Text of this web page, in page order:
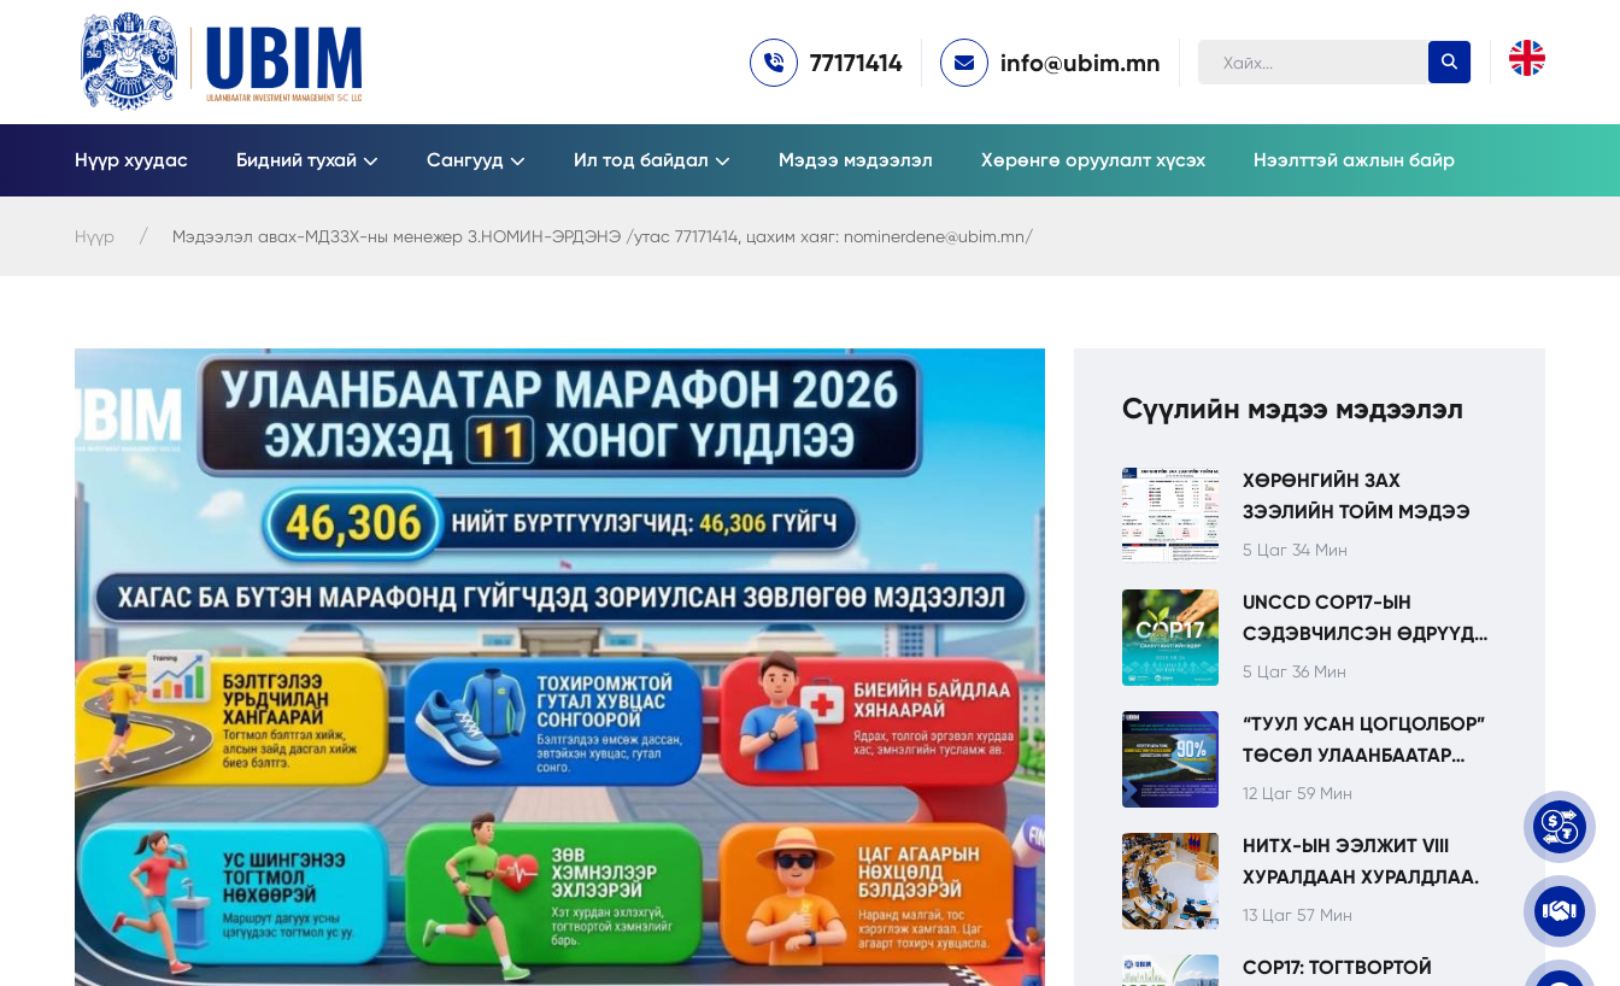
77171414 info@ubim.mn
Нүүр хуудас Бидний тухай Сангууд Ил тод байдал Мэдээ мэдээлэл Хөрөнгө оруулалт хүсэх Нээлттэй ажлын байр
Нүүр Мэдээлэл авах-МДЗЗХ-ны менежер З.НОМИН-ЭРДЭНЭ /утас 77171414, цахим хаяг: nominerdene@ubim.mn/
Сүүлийн мэдээ мэдээлэл
ХӨРӨНГИЙН ЗАХ
ЗЭЭЛИЙН ТОЙМ МЭДЭЭ
5 Цаг 34 Мин
UNCCD COP17-ЫН
СЭДЭВЧИЛСЭН ӨДРҮҮД
ТОГТВОРТОЙ ХӨГЖИЛ,
ТЭРГҮҮЛЭХ
ЧИГЛЭЛҮҮДИЙГ
ОНЦОЛНО.
5 Цаг 36 Мин
“ТУУЛ УСАН ЦОГЦОЛБОР”
ТӨСӨЛ УЛААНБААТАР
ХОТЫН УРТ ХУГАЦААНЫ
СУУРИЙГ БЭХЖҮҮЛНЭ.
12 Цаг 59 Мин
НИТХ-ЫН ЭЭЛЖИТ VIII
ХУРАЛДААН ХУРАЛДЛАА.
13 Цаг 57 Мин
COP17: ТОГТВОРТОЙ